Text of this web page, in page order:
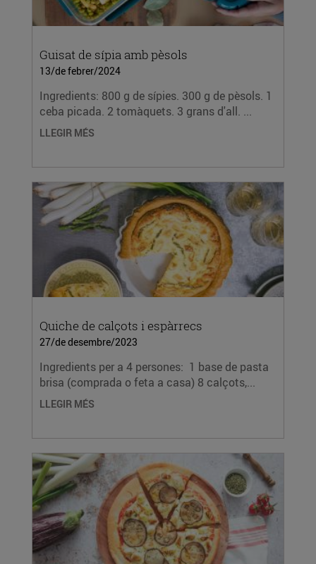
Guisat de sípia amb pèsols
13/de febrer/2024
Ingredients: 800 g de sípies. 300 g de pèsols. 1
ceba picada. 2 tomàquets. 3 grans d'all. ...
LLEGIR MÉS
Quiche de calçots i espàrrecs
27/de desembre/2023
Ingredients per a 4 persones: 1 base de pasta
brisa (comprada o feta a casa) 8 calçots,...
LLEGIR MÉS